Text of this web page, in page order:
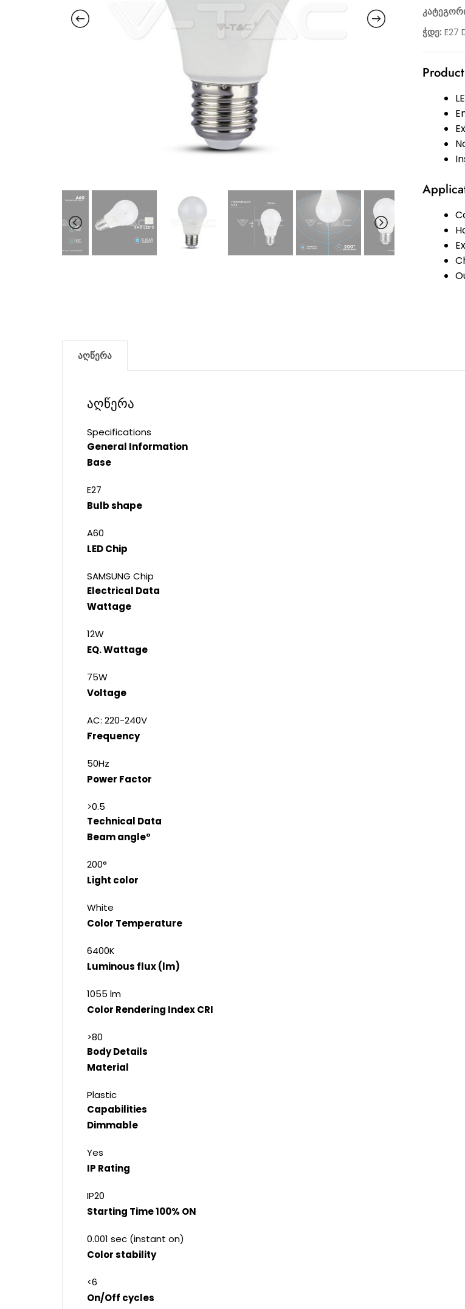
ჭდე: E27
აღწერა
აღწერა
Specifications
General Information
Base
E27
Bulb shape
A60
LED Chip
SAMSUNG Chip
Electrical Data
Wattage
12W
EQ. Wattage
75W
Voltage
AC: 220-240V
Frequency
50Hz
Power Factor
>0.5
Technical Data
Beam angle°
200°
Light color
White
Color Temperature
6400K
Luminous flux (lm)
1055 lm
Color Rendering Index CRI
>80
Body Details
Material
Plastic
Capabilities
Dimmable
Yes
IP Rating
IP20
Starting Time 100% ON
0.001 sec (instant on)
Color stability
<6
On/Off cycles